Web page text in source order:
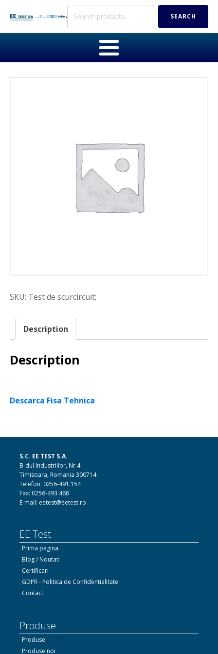
Search
SEARCH
SKU: Test de scurcircuit;
Description
Description
Descarca Fisa Tehnica
S.C. EE TEST S.A.
B-dul Industriilor, Nr.4
Timisoara, Romania 300714
Telefon: 0256-491.154
Fax: 0256-493.468
E-mail: eetest@eetest.ro
EE Test
Prima pagina
Blog / Noutati
Certificari
GDPR - Politica de Confidentialitate
Contact
Produse
Produse
Produse noi